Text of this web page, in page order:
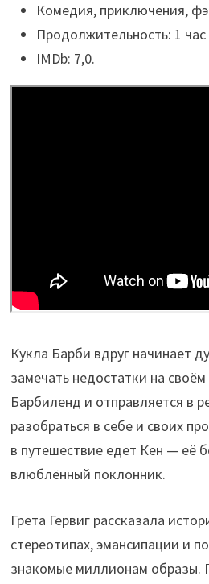
Комедия, приключения,
Продолжительность: 1
IMDb: 7,0.
Кукла Барби вдруг начинает
замечать недостатки на
Барбиленд и отправляется в
разобраться в себе и своих
в путешествие едет Кен — её
влюблённый поклонник.
Грета Гервиг рассказала
стереотипах, эмансипации и
знакомые миллионам образы.